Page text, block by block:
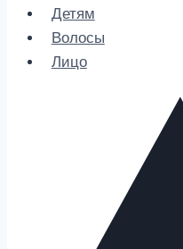
Детям
Волосы
Лицо